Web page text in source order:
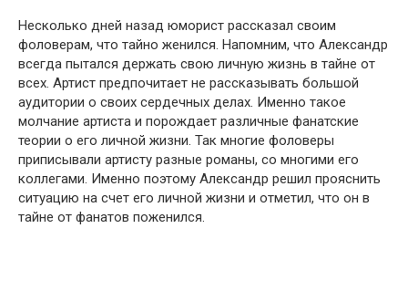
Несколько дней назад юморист рассказал своим
фоловерам, что тайно женился. Напомним, что Александр
всегда пытался держать свою личную жизнь в тайне от
всех. Артист предпочитает не рассказывать большой
аудитории о своих сердечных делах. Именно такое
молчание артиста и порождает различные фанатские
теории о его личной жизни. Так многие фоловеры
приписывали артисту разные романы, со многими его
коллегами. Именно поэтому Александр решил прояснить
ситуацию на счет его личной жизни и отметил, что он в
тайне от фанатов поженился.